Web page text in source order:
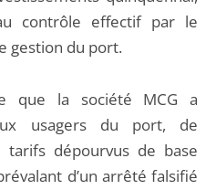
contrôle effectif par le
gestion du port.
que la société MCG a
usagers du port, de
dépourvus de base
d’un arrêté falsifié